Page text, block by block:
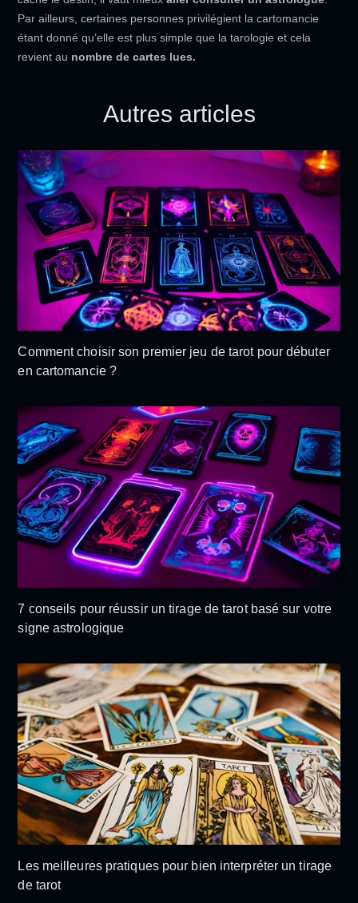
Par ailleurs, certaines personnes privilégient la cartomancie
étant donné qu’elle est plus simple que la tarologie et cela
revient au nombre de cartes lues.
Autres articles
Comment choisir son premier jeu de tarot pour débuter
en cartomancie ?
7 conseils pour réussir un tirage de tarot basé sur votre
signe astrologique
Les meilleures pratiques pour bien interpréter un tirage
de tarot